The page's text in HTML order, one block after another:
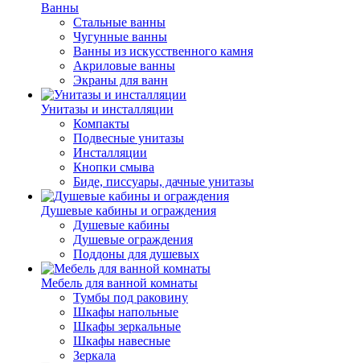
Ванны
Стальные ванны
Чугунные ванны
Ванны из искусственного камня
Акриловые ванны
Экраны для ванн
Унитазы и инсталляции
Компакты
Подвесные унитазы
Инсталляции
Кнопки смыва
Биде, писсуары, дачные унитазы
Душевые кабины и ограждения
Душевые кабины
Душевые ограждения
Поддоны для душевых
Мебель для ванной комнаты
Тумбы под раковину
Шкафы напольные
Шкафы зеркальные
Шкафы навесные
Зеркала